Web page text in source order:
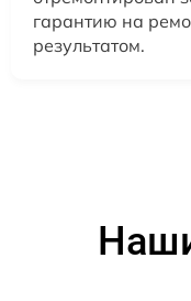
гарантию на
результатом.